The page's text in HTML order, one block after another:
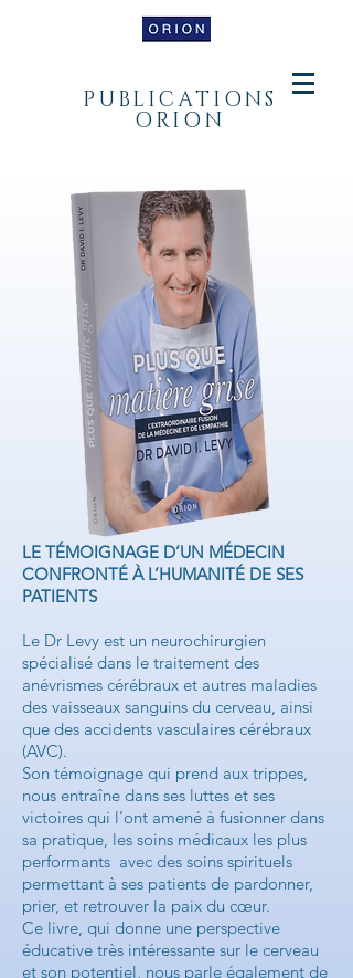
PUBLICATIONS
ORION
LE TÉMOIGNAGE D’UN MÉDECIN
CONFRONTÉ À L’HUMANITÉ DE SES
PATIENTS
Le Dr Levy est un neurochirurgien
spécialisé dans le traitement des
anévrismes cérébraux et autres maladies
des vaisseaux sanguins du cerveau, ainsi
que des accidents vasculaires cérébraux
(AVC).
Son témoignage qui prend aux trippes,
nous entraîne dans ses luttes et ses
victoires qui l’ont amené à fusionner dans
sa pratique, les soins médicaux les plus
performants avec des soins spirituels
permettant à ses patients de pardonner,
prier, et retrouver la paix du cœur.
Ce livre, qui donne une perspective
éducative très intéressante sur le cerveau
et son potentiel, nous parle également de